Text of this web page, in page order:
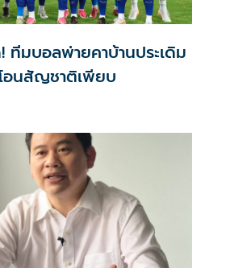
ทีมบอลพ่ายคาบ้านประเดิม
อนสัญชาติเพียบ